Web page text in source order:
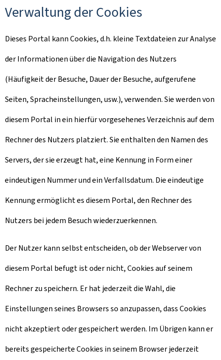
Verwaltung der Cookies
Dieses Portal kann Cookies, d.h. kleine Textdateien zur Analyse
der Informationen über die Navigation des Nutzers
(Häufigkeit der Besuche, Dauer der Besuche, aufgerufene
Seiten, Spracheinstellungen, usw.), verwenden. Sie werden von
diesem Portal in ein hierfür vorgesehenes Verzeichnis auf dem
Rechner des Nutzers platziert. Sie enthalten den Namen des
Servers, der sie erzeugt hat, eine Kennung in Form einer
eindeutigen Nummer und ein Verfallsdatum. Die eindeutige
Kennung ermöglicht es diesem Portal, den Rechner des
Nutzers bei jedem Besuch wiederzuerkennen.
Der Nutzer kann selbst entscheiden, ob der Webserver von
diesem Portal befugt ist oder nicht, Cookies auf seinem
Rechner zu speichern. Er hat jederzeit die Wahl, die
Einstellungen seines Browsers so anzupassen, dass Cookies
nicht akzeptiert oder gespeichert werden. Im Übrigen kann er
bereits gespeicherte Cookies in seinem Browser jederzeit